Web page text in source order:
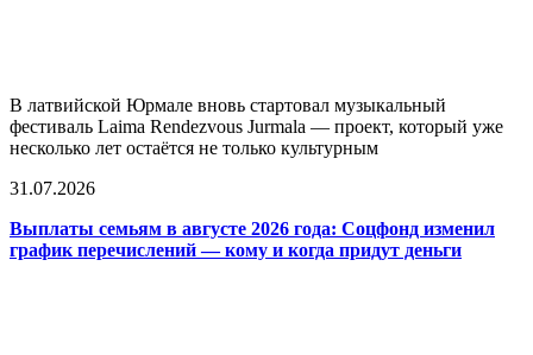
В латвийской Юрмале вновь стартовал музыкальный
фестиваль Laima Rendezvous Jurmala — проект, который уже
несколько лет остаётся не только культурным
31.07.2026
Выплаты семьям в августе 2026 года: Соцфонд изменил
график перечислений — кому и когда придут деньги